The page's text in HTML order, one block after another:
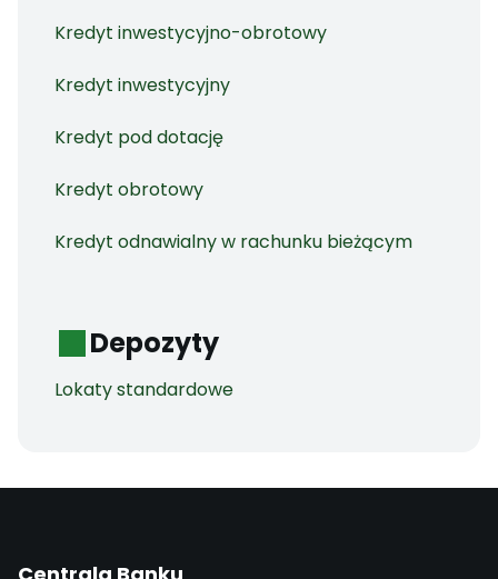
Kredyt inwestycyjno-obrotowy
Kredyt inwestycyjny
Kredyt pod dotację
Kredyt obrotowy
Kredyt odnawialny w rachunku bieżącym
Depozyty
Lokaty standardowe